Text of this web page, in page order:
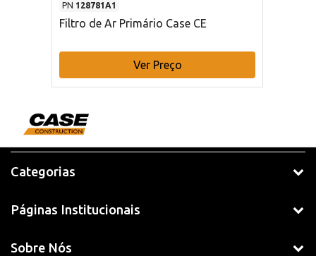
PN 128781A1
Filtro de Ar Primário Case CE
Ver Preço
Categorias
Páginas Institucionais
Sobre Nós